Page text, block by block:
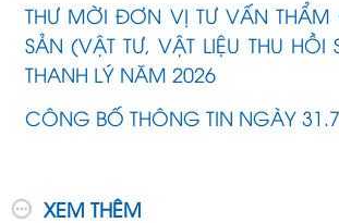
THƯ MỜI ĐƠN VỊ TƯ VẤN THẨM
SẢN (VẬT TƯ, VẬT LIỆU THU HỒI
THANH LÝ NĂM 2026
CÔNG BỐ THÔNG TIN NGÀY
XEM THÊM